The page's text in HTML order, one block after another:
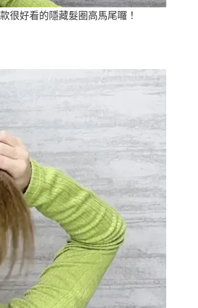
很好看的隱藏髮圈高馬尾囉！